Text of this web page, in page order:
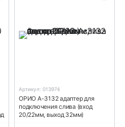
Артикул: 013974
ОРИО А-3132 адаптер для
подключения слива (вход
20/22мм, выход 32мм)